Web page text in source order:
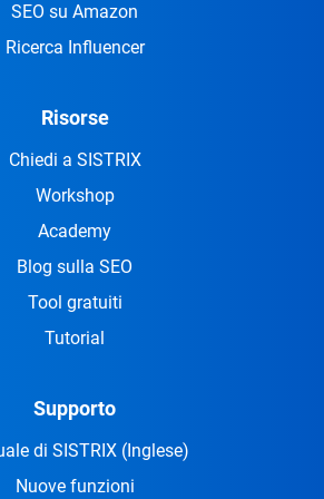
SEO su Amazon
Ricerca Influencer
Risorse
Chiedi a SISTRIX
Workshop
Academy
Blog sulla SEO
Tool gratuiti
Tutorial
Supporto
di SISTRIX (Inglese)
Nuove funzioni